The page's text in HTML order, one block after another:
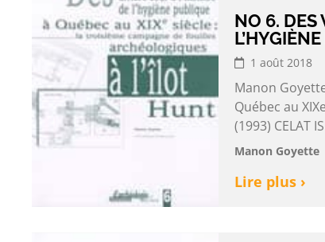
NO 6. DES
1 août 2018
Manon
Québec au
(1993) CELAT
Manon Goyette
Lire plus ›